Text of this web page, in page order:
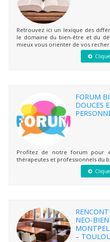
Retrouvez ici un lexique des
le domaine du bien-être et du
mieux vous orienter de vos
FORUM
DOUCES
Profitez de notre forum pour
thérapeutes et professionnels du
NEO-
–